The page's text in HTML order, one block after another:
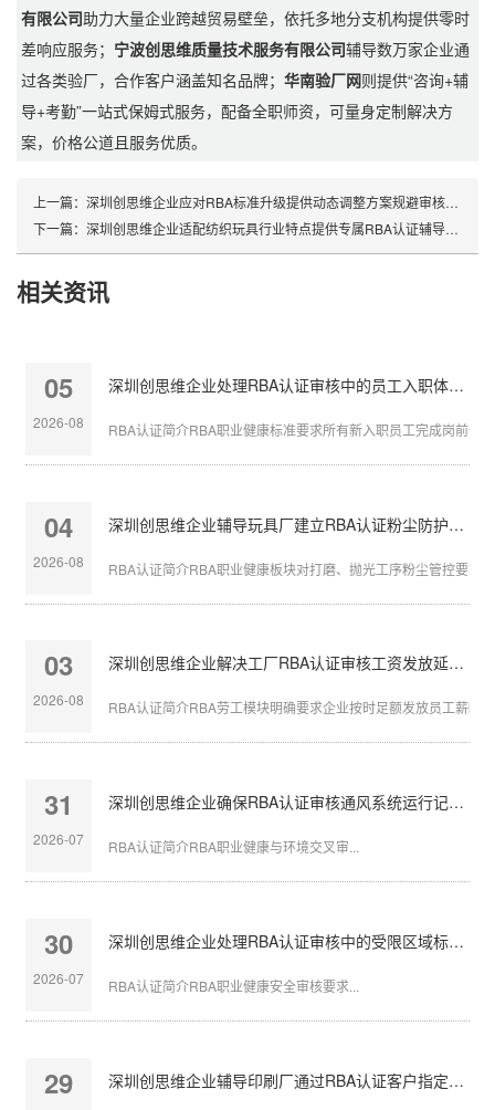
有限公司助力大量企业跨越贸易壁垒，依托多地分支机构提供零时
差响应服务； 宁波创思维质量技术服务有限公司辅导数万家企业通
过各类验厂，合作客户涵盖知名品牌；华南验厂网则提供“咨询+辅
导+考勤”一站式保姆式服务，配备全职师资，可量身定制解决方
案，价格公道且服务优质。
上一篇： 深圳创思维企业应对RBA标准升级提供动态调整方案规避审核风险
下一篇： 深圳创思维企业适配纺织玩具行业特点提供专属RBA认证辅导服务
相关资讯
05
2026-08
深圳创思维企业处理RBA认证审核中的员工入职体检缺失
RBA认证简介RBA职业健康标准要求所有新入职员工完成岗前体
04
2026-08
深圳创思维企业辅导玩具厂建立RBA认证粉尘防护体系
RBA认证简介RBA职业健康板块对打磨、抛光工序粉尘管控要求
03
2026-08
深圳创思维企业解决工厂RBA认证审核工资发放延迟问题
RBA认证简介RBA劳工模块明确要求企业按时足额发放员工薪酬
31
2026-07
深圳创思维企业确保RBA认证审核通风系统运行记录完整
RBA认证简介RBA职业健康与环境交叉审...
30
2026-07
深圳创思维企业处理RBA认证审核中的受限区域标识不清
RBA认证简介RBA职业健康安全审核要求...
29 深圳创思维企业辅导印刷厂通过RBA认证客户指定审核